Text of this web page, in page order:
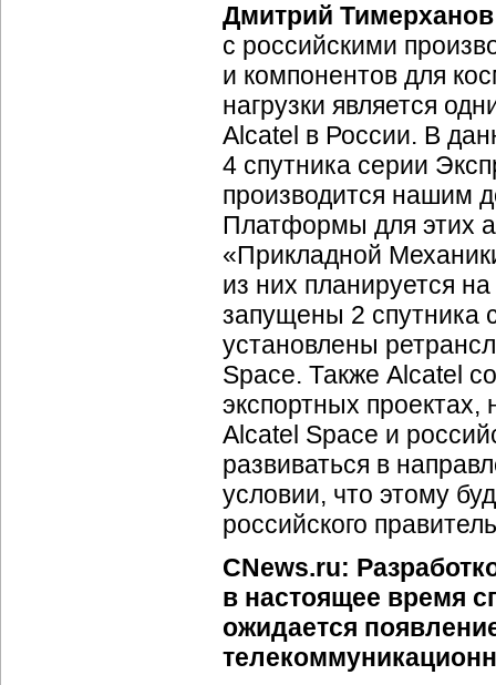
Дмитрий Тимерханов
с российскими
и компонентов для
нагрузки является
Alcatel в России. В
4 спутника серии
производится нашим
Платформы для этих
«Прикладной
из них планируется
запущены 2 спутника
установлены
Space. Также Alcatel
экспортных
Alcatel Space и
развиваться в
условии, что этому
российского
CNews.ru:
в настоящее время
ожидается